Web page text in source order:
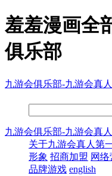
羞羞漫画全
俱乐部
九游会俱乐部-九游会真
九游会俱乐部-九游会真
关于九游会真人第
形象 招商加盟 网络
品牌游戏 english